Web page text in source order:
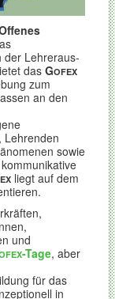
der Lehreraus-
das GOFEX
zum
an den
Lehrenden
sowie
liegt auf dem
und
-Tage, aber
für das
in